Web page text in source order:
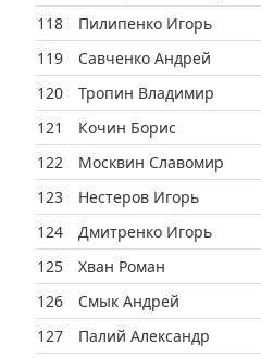
118
Пилипенко Игорь
119
Савченко Андрей
120
Тропин Владимир
121
Кочин Борис
122
Москвин Славомир
123
Нестеров Игорь
124
Дмитренко Игорь
125
Хван Роман
126
Смык Андрей
127
Палий Александр